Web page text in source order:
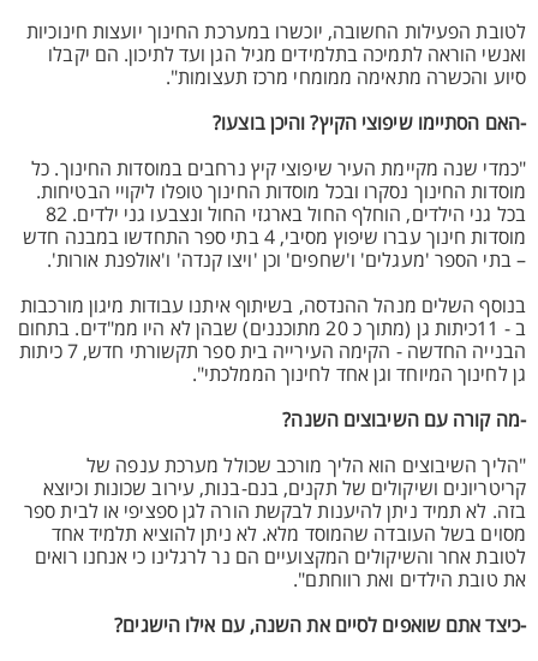
לטובת הפעילות החשובה, יוכשרו במערכת החינוך יועצות חינוכיות
ואנשי הוראה לתמיכה בתלמידים מגיל הגן ועד לתיכון. הם יקבלו
סיוע והכשרה מתאימה ממומחי מרכז תעצומות".
-האם הסתיימו שיפוצי הקיץ? והיכן בוצעו?
"כמדי שנה מקיימת העיר שיפוצי קיץ נרחבים במוסדות החינוך. כל
מוסדות החינוך נסקרו ובכל מוסדות החינוך טופלו ליקויי הבטיחות.
בכל גני הילדים, הוחלף החול בארגזי החול ונצבעו גני ילדים. 82
מוסדות חינוך עברו שיפוץ מסיבי, 4 בתי ספר התחדשו במבנה חדש
– בתי הספר 'מעגלים' ו'שחפים' וכן 'ויצו קנדה' ו'אולפנת אורות'.
בנוסף השלים מנהל ההנדסה, בשיתוף איתנו עבודות מיגון מורכבות
ב - 11כיתות גן (מתוך כ 20 מתוכננים) שבהן לא היו ממ"דים. בתחום
הבנייה החדשה - הקימה העירייה בית ספר תקשורתי חדש, 7 כיתות
גן לחינוך המיוחד וגן אחד לחינוך הממלכתי".
-מה קורה עם השיבוצים השנה?
"הליך השיבוצים הוא הליך מורכב שכולל מערכת ענפה של
קריטריונים ושיקולים של תקנים, בנם-בנות, עירוב שכונות וכיוצא
בזה. לא תמיד ניתן להיענות לבקשת הורה לגן ספציפי או לבית ספר
מסוים בשל העובדה שהמוסד מלא. לא ניתן להוציא תלמיד אחד
לטובת אחר והשיקולים המקצועיים הם נר לרגלינו כי אנחנו רואים
את טובת הילדים ואת רווחתם".
-כיצד אתם שואפים לסיים את השנה, עם אילו הישגים?